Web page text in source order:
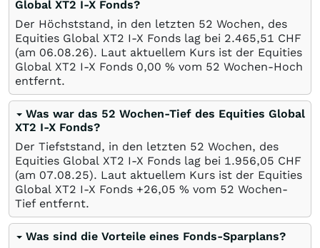
Global XT2 I-X Fonds?
Der Höchststand, in den letzten 52 Wochen, des
Equities Global XT2 I-X Fonds lag bei 2.465,51 CHF
(am 06.08.26). Laut aktuellem Kurs ist der Equities
Global XT2 I-X Fonds 0,00 % vom 52 Wochen-Hoch
entfernt.
Was war das 52 Wochen-Tief des Equities Global
XT2 I-X Fonds?
Der Tiefststand, in den letzten 52 Wochen, des
Equities Global XT2 I-X Fonds lag bei 1.956,05 CHF
(am 07.08.25). Laut aktuellem Kurs ist der Equities
Global XT2 I-X Fonds +26,05 % vom 52 Wochen-
Tief entfernt.
Was sind die Vorteile eines Fonds-Sparplans?